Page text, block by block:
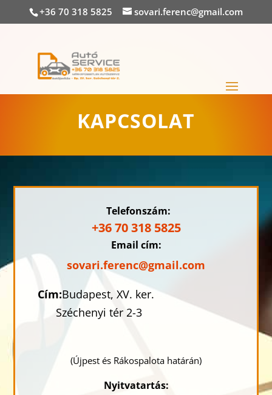
+36 70 318 5825 sovari.ferenc@gmail.com
KAPCSOLAT
Telefonszám:
+36 70 318 5825
Email cím:
sovari.ferenc@gmail.com
Cím:Budapest, XV. ker.
Széchenyi tér 2-3
(Újpest és Rákospalota határán)
Nyitvatartás: